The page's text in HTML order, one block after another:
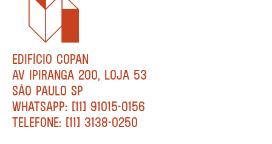
EDIFÍCIO COPAN
AV IPIRANGA 200, LOJA 53
SÃO PAULO SP
WHATSAPP: [11] 91015-0156
TELEFONE: [11] 3138-0250